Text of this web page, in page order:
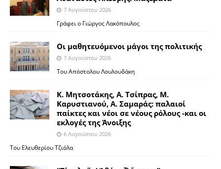
7 Αυγούστου 2026
Γράφει ο Γιώργος Λακόπουλος
Οι μαθητευόμενοι μάγοι της πολιτικής
7 Αυγούστου 2026
Του Απόστολου Λουλουδάκη
Κ. Μητσοτάκης, Α. Τσίπρας, Μ.
Καρυστιανού, Α. Σαμαράς: παλαιοί
παίκτες και νέοι σε νέους ρόλους -και οι
εκλογές της Άνοιξης
6 Αυγούστου 2026
Του Ελευθερίου Τζιόλα